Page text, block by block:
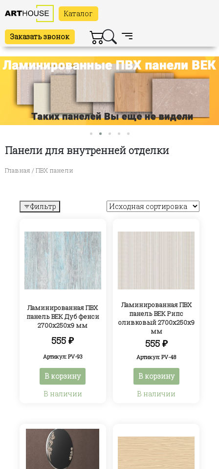
Каталог
Заказать звонок
Панели для внутренней отделки
Главная / ПВХ панели
Фильтр
Ламинированная ПВХ
панель ВЕК Дуб фенси
2700х250х9 мм
555₽
Артикул: PV-93
В корзину
В наличии
Ламинированная ПВХ
панель ВЕК Рипс
оливковый 2700х250х9
мм
555 ₽
Артикул: PV-48
В корзину
В наличии